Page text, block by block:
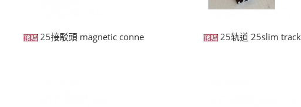
25接駁頭 magnetic conne 25轨道 25slim track